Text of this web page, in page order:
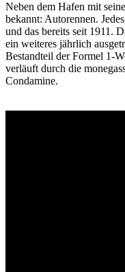
Neben dem Hafen mit
bekannt: Autorennen.
und das bereits seit 1911.
ein weiteres jährlich
Bestandteil der Formel 1-
verläuft durch die
Condamine.